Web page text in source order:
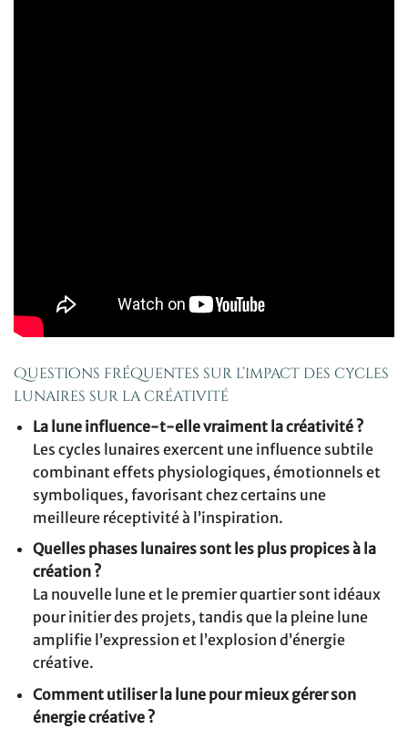
Questions fréquentes sur l’impact des cycles
lunaires sur la créativité
La lune influence-t-elle vraiment la créativité ?
Les cycles lunaires exercent une influence subtile
combinant effets physiologiques, émotionnels et
symboliques, favorisant chez certains une
meilleure réceptivité à l’inspiration.
Quelles phases lunaires sont les plus propices à la
création ?
La nouvelle lune et le premier quartier sont idéaux
pour initier des projets, tandis que la pleine lune
amplifie l’expression et l’explosion d’énergie
créative.
Comment utiliser la lune pour mieux gérer son
énergie créative ?